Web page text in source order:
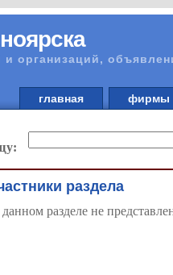
и организаций,
главная
раздела
разделе не